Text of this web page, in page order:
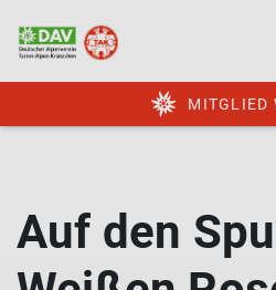
MITGLIED
Auf den